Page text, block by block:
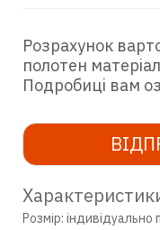
Розрахунок
полотен
Подробиці вам
Розмір: індивідуально